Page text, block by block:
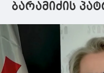
ბარამიძის